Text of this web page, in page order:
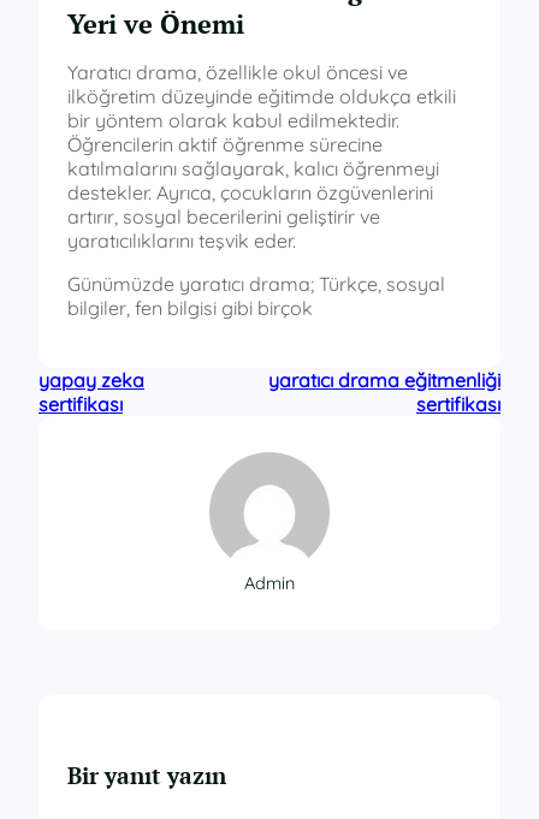
Yeri ve Önemi
Yaratıcı drama, özellikle okul öncesi ve
ilköğretim düzeyinde eğitimde oldukça etkili
bir yöntem olarak kabul edilmektedir.
Öğrencilerin aktif öğrenme sürecine
katılmalarını sağlayarak, kalıcı öğrenmeyi
destekler. Ayrıca, çocukların özgüvenlerini
artırır, sosyal becerilerini geliştirir ve
yaratıcılıklarını teşvik eder.
Günümüzde yaratıcı drama; Türkçe, sosyal
bilgiler, fen bilgisi gibi birçok
yapay zeka
sertifikası
yaratıcı drama eğitmenliği
sertifikası
Admin
Bir yanıt yazın